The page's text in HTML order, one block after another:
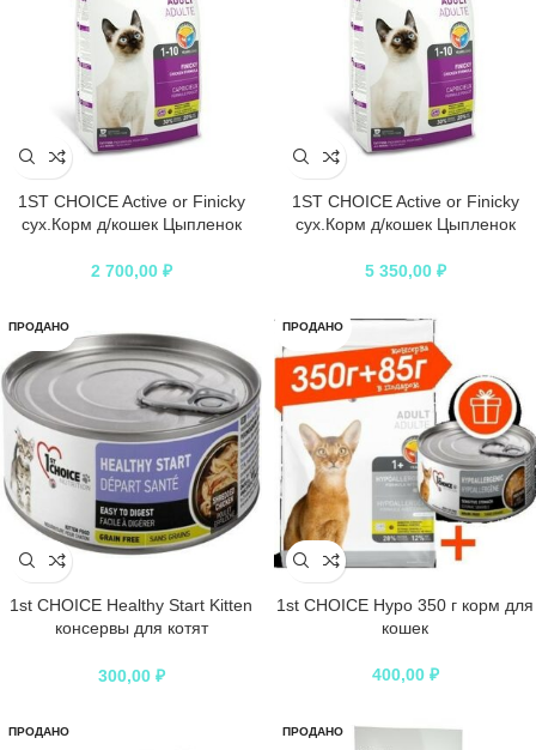
1ST CHOICE Active or Finicky
сух.Корм д/кошек Цыпленок
2 700,00 ₽
1ST CHOICE Active or Finicky
сух.Корм д/кошек Цыпленок
5 350,00 ₽
ПРОДАНО
1st CHOICE Healthy Start Kitten
консервы для котят
300,00 ₽
ПРОДАНО
1st CHOICE Hypo 350 г корм для
кошек
400,00 ₽
ПРОДАНО ПРОДАНО